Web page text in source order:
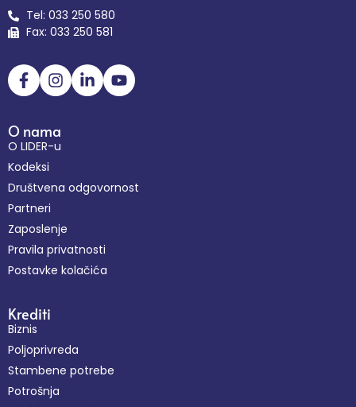
Tel: 033 250 580
Fax: 033 250 581
O nama
O LIDER-u
Kodeksi
Društvena odgovornost
Partneri
Zaposlenje
Pravila privatnosti
Postavke kolačića
Krediti
Biznis
Poljoprivreda
Stambene potrebe
Potrošnja